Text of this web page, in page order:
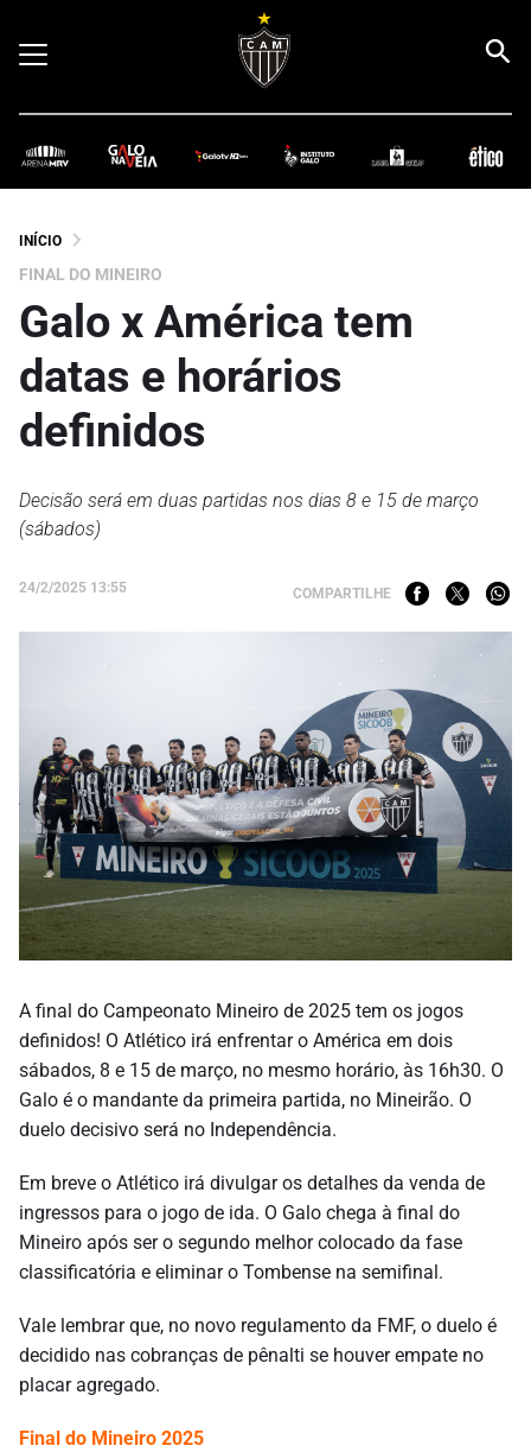
INÍCIO
FINAL DO MINEIRO
Galo x América tem
datas e horários
definidos
Decisão será em duas partidas nos dias 8 e 15 de março
(sábados)
24/2/2025 13:55 COMPARTILHE
A final do Campeonato Mineiro de 2025 tem os jogos
definidos! O Atlético irá enfrentar o América em dois
sábados, 8 e 15 de março, no mesmo horário, às 16h30. O
Galo é o mandante da primeira partida, no Mineirão. O
duelo decisivo será no Independência.
Em breve o Atlético irá divulgar os detalhes da venda de
ingressos para o jogo de ida. O Galo chega à final do
Mineiro após ser o segundo melhor colocado da fase
classificatória e eliminar o Tombense na semifinal.
Vale lembrar que, no novo regulamento da FMF, o duelo é
decidido nas cobranças de pênalti se houver empate no
placar agregado.
Final do Mineiro 2025